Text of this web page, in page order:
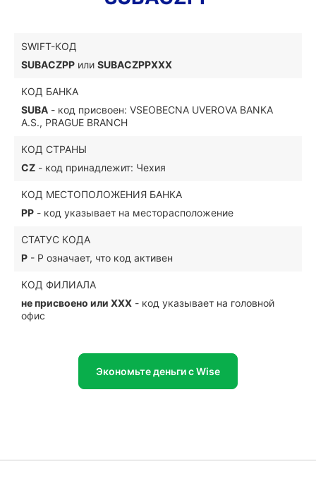
SWIFT-КОД
SUBACZPP или SUBACZPPXXX
КОД БАНКА
SUBA - код присвоен: VSEOBECNA UVEROVA BANKA
A.S., PRAGUE BRANCH
КОД СТРАНЫ
CZ - код принадлежит: Чехия
КОД МЕСТОПОЛОЖЕНИЯ БАНКА
PP - код указывает на месторасположение
СТАТУС КОДА
P - P означает, что код активен
КОД ФИЛИАЛА
не присвоено или XXX - код указывает на головной
офис
Экономьте деньги с Wise